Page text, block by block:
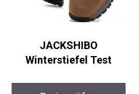
JACKSHIBO
Winterstiefel Test